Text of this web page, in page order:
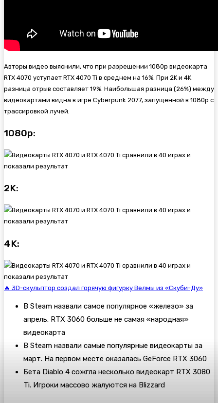
Авторы видео выяснили, что при разрешении 1080p видеокарта
RTX 4070 уступает RTX 4070 Ti в среднем на 16%. При 2K и 4K
разница отрыв составляет 19%. Наибольшая разница (26%) между
видеокартами видна в игре Cyberpunk 2077, запущенной в 1080p с
трассировкой лучей.
1080p:
2K:
4K:
🔥 3D-скульптор создал горячую фигурку Велмы из «Скуби-Ду»
В Steam назвали самое популярное «железо» за
апрель. RTX 3060 больше не самая «народная»
видеокарта
В Steam назвали самые популярные видеокарты за
март. На первом месте оказалась GeForce RTX 3060
Бета Diablo 4 сожгла несколько видеокарт RTX 3080
Ti. Игроки массово жалуются на Blizzard